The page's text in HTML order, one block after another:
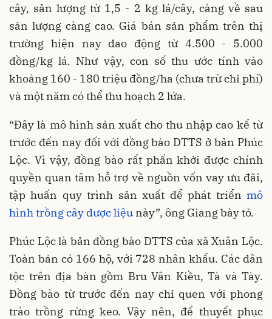
cây, sản lượng từ 1,5 - 2 kg lá/cây, càng về sau
sản lượng càng cao. Giá bán sản phẩm trên thị
trường hiện nay dao động từ 4.500 - 5.000
đồng/kg lá. Như vậy, con số thu ước tính vào
khoảng 160 - 180 triệu đồng/ha (chưa trừ chi phí)
và một năm có thể thu hoạch 2 lứa.
“Đây là mô hình sản xuất cho thu nhập cao kể từ
trước đến nay đối với đồng bào DTTS ở bản Phúc
Lộc. Vì vậy, đồng bào rất phấn khởi được chính
quyền quan tâm hỗ trợ về nguồn vốn vay ưu đãi,
tập huấn quy trình sản xuất để phát triển mô
hình trồng cây dược liệu này”, ông Giang bày tỏ.
Phúc Lộc là bản đồng bào DTTS của xã Xuân Lộc.
Toàn bản có 166 hộ, với 728 nhân khẩu. Các dân
tộc trên địa bàn gồm Bru Vân Kiều, Tà và Tày.
Đồng bào từ trước đến nay chỉ quen với phong
trào trồng rừng keo. Vậy nên, để thuyết phục